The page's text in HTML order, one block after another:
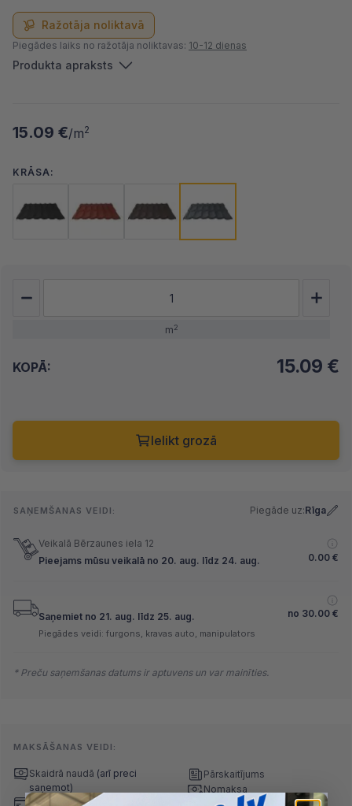
Ražotāja noliktavā
Piegādes laiks no ražotāja noliktavas: 10-12 dienas
Produkta apraksts
15.09 €/m2
KRĀSA:
m2
KOPĀ: 15.09 €
Ielikt grozā
SAŅEMŠANAS VEIDI: Piegāde uz:Rīga
Veikalā Bērzaunes iela 12
Pieejams mūsu veikalā no 20. aug. līdz 24. aug.
0.00 €
Saņemiet no 21. aug. līdz 25. aug. no 30.00 €
Piegādes veidi: furgons, kravas auto, manipulators
* Preču saņemšanas datums ir aptuvens un var mainīties.
MAKSĀŠANAS VEIDI:
Skaidrā naudā (arī preci
saņemot)
Maksājumu kartes
Pārskaitījums
Nomaksa